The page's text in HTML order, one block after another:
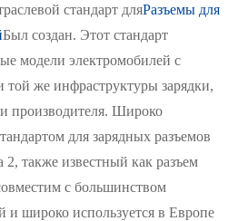
стандарт дляРазъемы для
Был создан. Этот стандарт
модели электромобилей с
той же инфраструктуры зарядки,
производителя. Широко
для зарядных разъемов
2, также известный как разъем
с большинством
и широко используется в Европе